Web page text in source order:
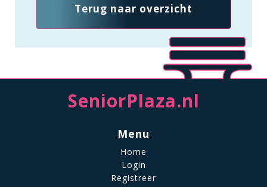
Terug naar overzicht
SeniorPlaza.nl
Menu
Home
Login
Registreer